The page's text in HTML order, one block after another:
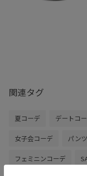
SALON adam et
東京都武蔵野市吉祥
営業時間10:00〜21:00
関連タグ
夏コーデ デートコ
女子会コーデ パン
フェミニンコーデ